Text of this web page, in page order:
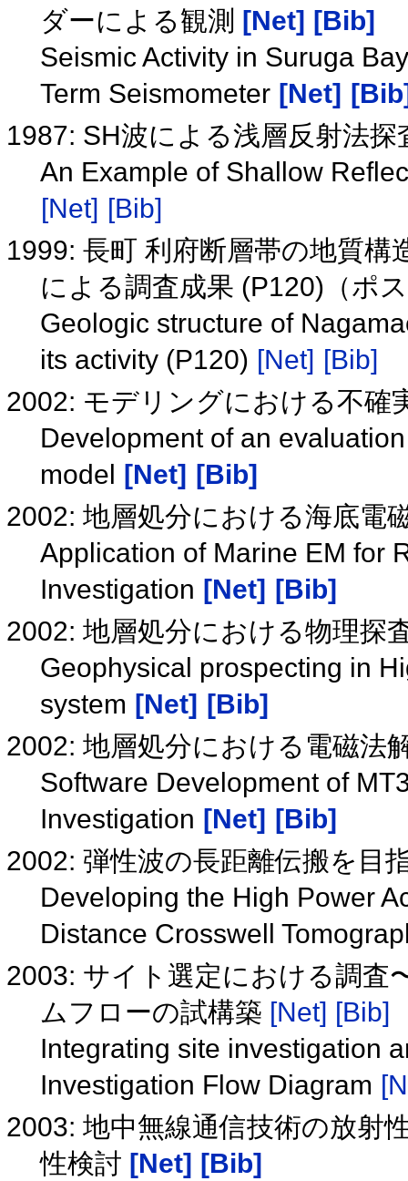
ダーによる観測 [Net] [Bib]
Seismic Activity in Suruga
Term Seismometer [Net]
1987: SH波による浅層反射法
An Example of Shallow
[Net] [Bib]
1999: 長町 利府断層帯の地質構
による調査成果 (P120)（ポ
Geologic structure of
its activity (P120) [Net] [Bib]
2002: モデリングにおける不確
Development of an
model [Net] [Bib]
2002: 地層処分における海底電
Application of Marine EM for
Investigation [Net] [Bib]
2002: 地層処分における物理探
Geophysical prospecting in
system [Net] [Bib]
2002: 地層処分における電磁法
Software Development of
Investigation [Net] [Bib]
2002: 弾性波の長距離伝搬を目
Developing the High Power
Distance Crosswell
2003: サイト選定における調査
ムフローの試構築 [Net] [Bib]
Integrating site investigation
Investigation Flow Diagram
2003: 地中無線通信技術の放射
性検討 [Net] [Bib]